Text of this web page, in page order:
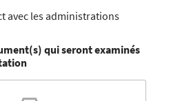
avec les administrations
qui seront examinés